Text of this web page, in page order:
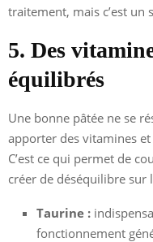
traitement, mais c’est
5. Des
équilibrés
Une bonne pâtée ne se
apporter des vitamines
C’est ce qui permet de
créer de déséquilibre sur
Taurine :
fonctionnement